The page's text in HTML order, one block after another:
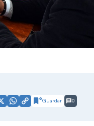
X WhatsApp
CopyGuardar 0